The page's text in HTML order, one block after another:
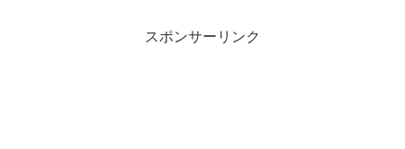
スポンサーリンク